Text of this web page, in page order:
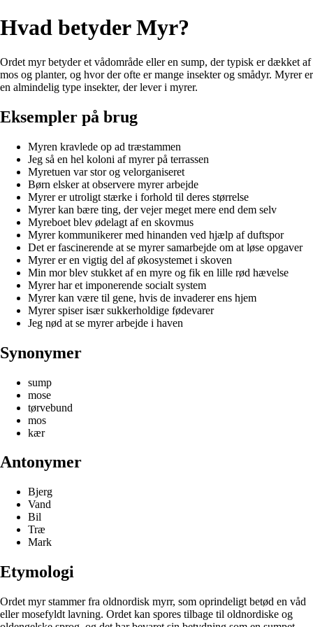
Hvad betyder Myr?
Ordet myr betyder et vådområde eller en sump, der typisk er dækket af
mos og planter, og hvor der ofte er mange insekter og smådyr. Myrer er
en almindelig type insekter, der lever i myrer.
Eksempler på brug
Myren kravlede op ad træstammen
Jeg så en hel koloni af myrer på terrassen
Myretuen var stor og velorganiseret
Børn elsker at observere myrer arbejde
Myrer er utroligt stærke i forhold til deres størrelse
Myrer kan bære ting, der vejer meget mere end dem selv
Myreboet blev ødelagt af en skovmus
Myrer kommunikerer med hinanden ved hjælp af duftspor
Det er fascinerende at se myrer samarbejde om at løse opgaver
Myrer er en vigtig del af økosystemet i skoven
Min mor blev stukket af en myre og fik en lille rød hævelse
Myrer har et imponerende socialt system
Myrer kan være til gene, hvis de invaderer ens hjem
Myrer spiser især sukkerholdige fødevarer
Jeg nød at se myrer arbejde i haven
Synonymer
sump
mose
tørvebund
mos
kær
Antonymer
Bjerg
Vand
Bil
Træ
Mark
Etymologi
Ordet myr stammer fra oldnordisk myrr, som oprindeligt betød en våd
eller mosefyldt lavning. Ordet kan spores tilbage til oldnordiske og